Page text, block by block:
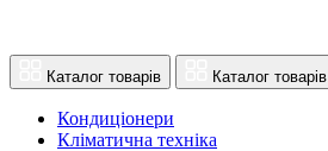
Каталог товарів Каталог товарів
Кондиціонери
Кліматична техніка